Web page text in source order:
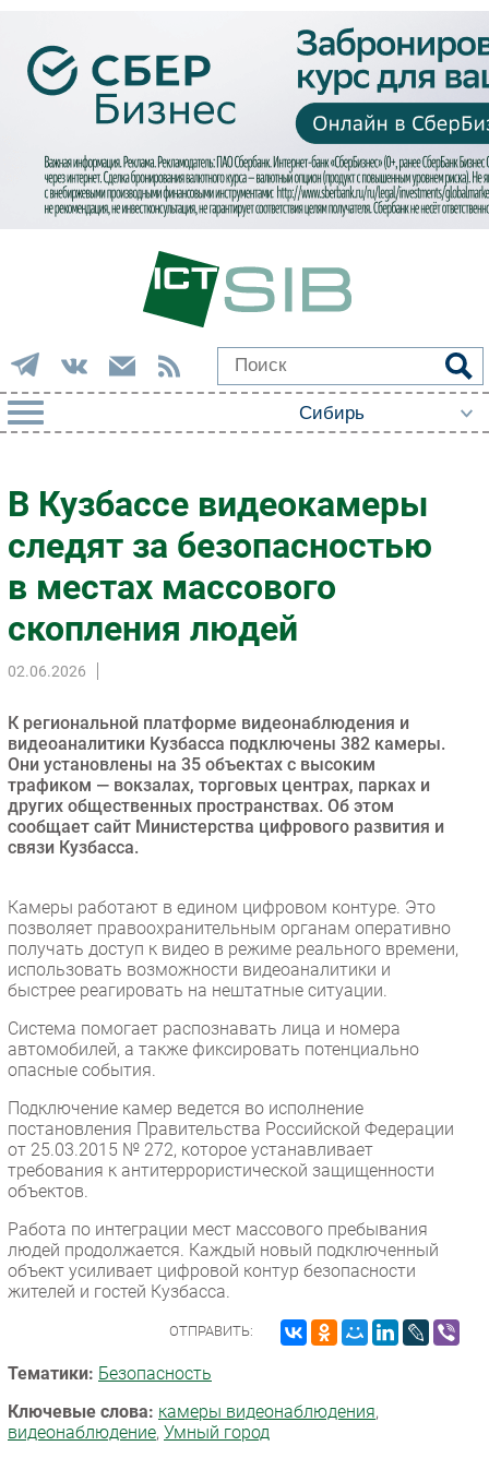
Импорто­замещение
Автоматизация Промышленности
Интернет
Фиксированная связь
Интеграция
Маркетинг
Торговые сети
Оборудование
ПО
Outsourcing
Регулирование
Финансы
Web
Инновации
CIO/Управление ИТ
Здоровье
РАЗДЕЛЫ
Новости
Аналитика
Интервью
IT класс
Тестовый стенд
В Кузбассе видеокамеры
следят за безопасностью
в местах массового
скопления людей
02.06.2026
К региональной платформе видеонаблюдения и
видеоаналитики Кузбасса подключены 382 камеры.
Они установлены на 35 объектах с высоким
трафиком — вокзалах, торговых центрах, парках и
других общественных пространствах. Об этом
сообщает сайт Министерства цифрового развития и
связи Кузбасса.
Камеры работают в едином цифровом контуре. Это
позволяет правоохранительным органам оперативно
получать доступ к видео в режиме реального времени,
использовать возможности видеоаналитики и
быстрее реагировать на нештатные ситуации.
Система помогает распознавать лица и номера
автомобилей, а также фиксировать потенциально
опасные события.
Подключение камер ведется во исполнение
постановления Правительства Российской Федерации
от 25.03.2015 № 272, которое устанавливает
требования к антитеррористической защищенности
объектов.
Работа по интеграции мест массового пребывания
людей продолжается. Каждый новый подключенный
объект усиливает цифровой контур безопасности
жителей и гостей Кузбасса.
ОТПРАВИТЬ:
Тематики: Безопасность
Ключевые слова: камеры видеонаблюдения,
видеонаблюдение, Умный город